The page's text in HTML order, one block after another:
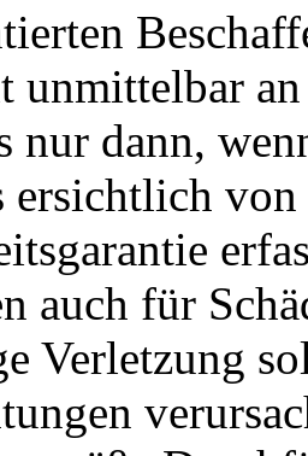
unmittelbar
nur dann,
ersichtlich
auch für
Verletzung